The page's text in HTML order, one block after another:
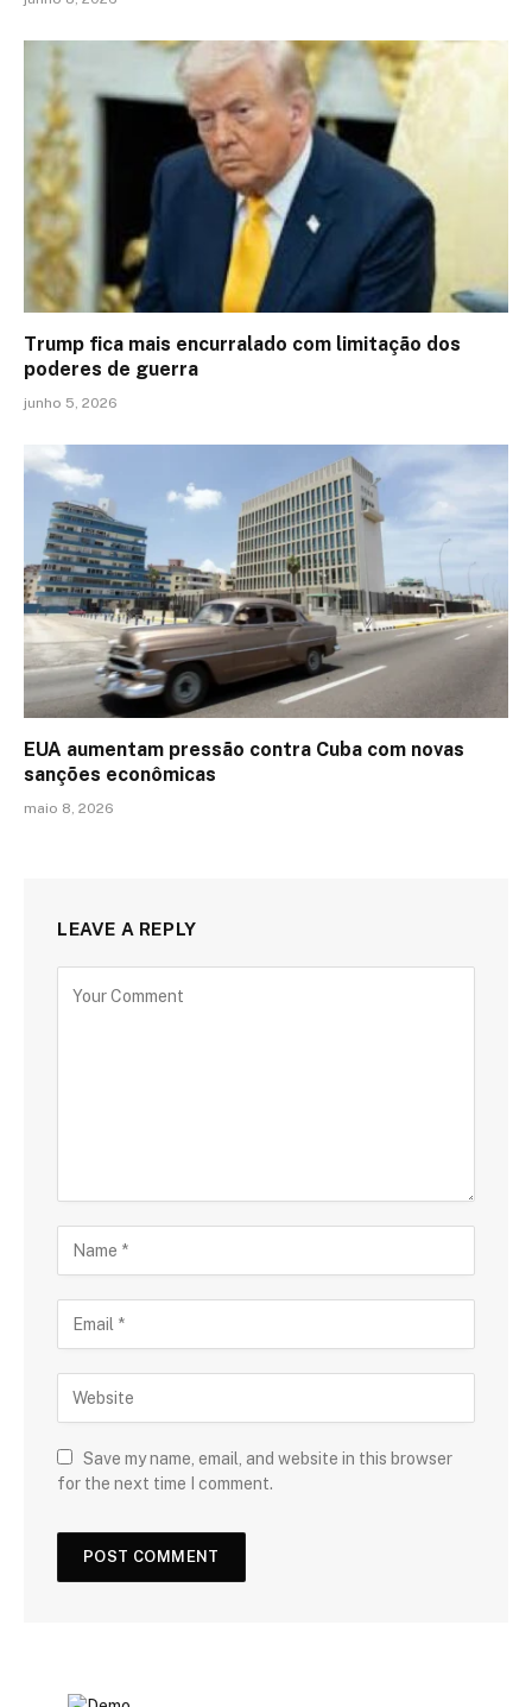
Trump fica mais encurralado com limitação dos
poderes de guerra
junho 5, 2026
EUA aumentam pressão contra Cuba com novas
sanções econômicas
maio 8, 2026
LEAVE A REPLY
Save my name, email, and website in this browser
for the next time I comment.